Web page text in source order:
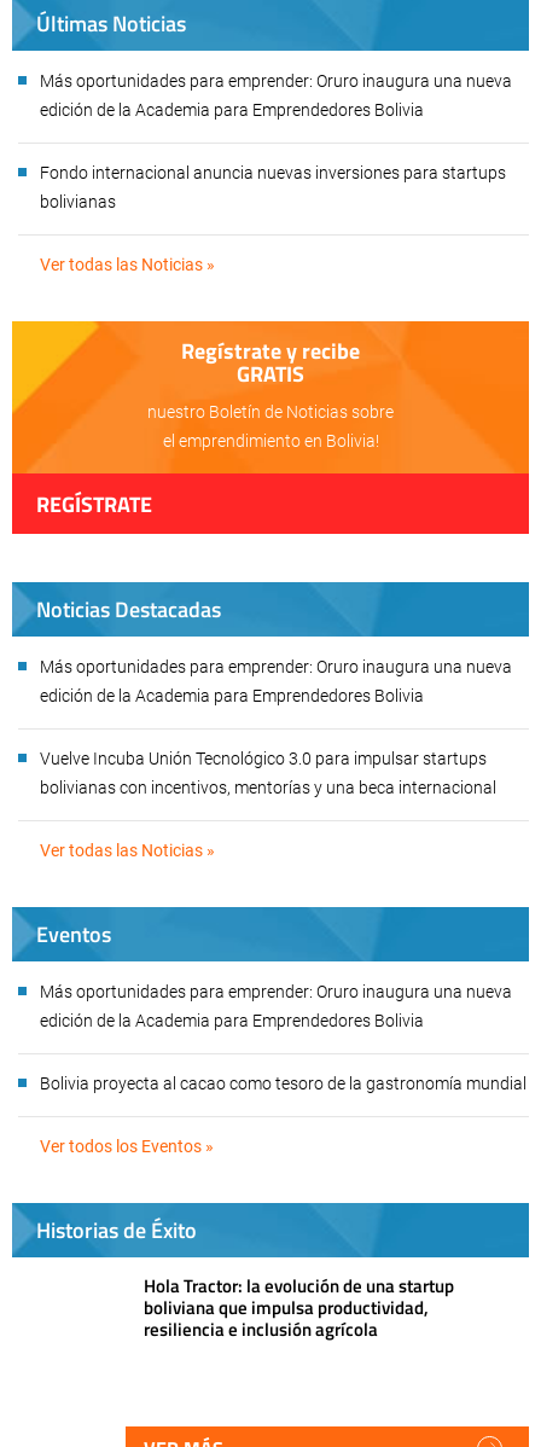
Últimas Noticias
Más oportunidades para emprender: Oruro inaugura una nueva
edición de la Academia para Emprendedores Bolivia
Fondo internacional anuncia nuevas inversiones para startups
bolivianas
Ver todas las Noticias »
Regístrate y recibe
GRATIS
nuestro Boletín de Noticias sobre
el emprendimiento en Bolivia!
REGÍSTRATE
Noticias Destacadas
Más oportunidades para emprender: Oruro inaugura una nueva
edición de la Academia para Emprendedores Bolivia
Vuelve Incuba Unión Tecnológico 3.0 para impulsar startups
bolivianas con incentivos, mentorías y una beca internacional
Ver todas las Noticias »
Eventos
Más oportunidades para emprender: Oruro inaugura una nueva
edición de la Academia para Emprendedores Bolivia
Bolivia proyecta al cacao como tesoro de la gastronomía mundial
Ver todos los Eventos »
Historias de Éxito
Hola Tractor: la evolución de una startup
boliviana que impulsa productividad,
resiliencia e inclusión agrícola